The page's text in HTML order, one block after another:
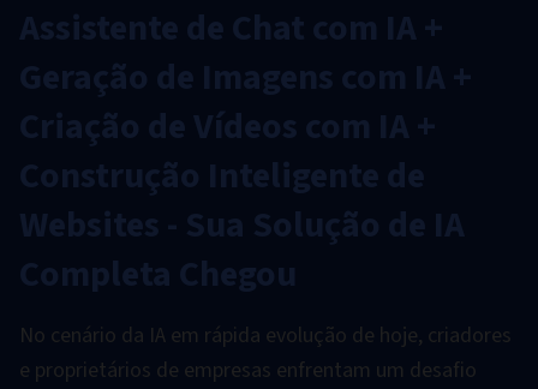
Assistente de Chat com IA +
Geração de Imagens com IA +
Criação de Vídeos com IA +
Construção Inteligente de
Websites - Sua Solução de IA
Completa Chegou
No cenário da IA em rápida evolução de hoje, criadores
e proprietários de empresas enfrentam um desafio